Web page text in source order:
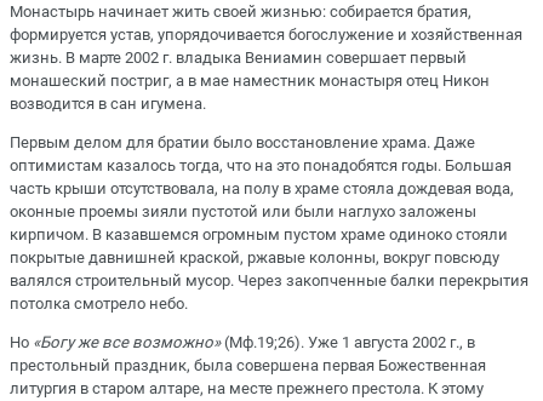
Монастырь начинает жить своей жизнью: собирается братия,
формируется устав, упорядочивается богослужение и хозяйственная
жизнь. В марте 2002 г. владыка Вениамин совершает первый
монашеский постриг, а в мае наместник монастыря отец Никон
возводится в сан игумена.
Первым делом для братии было восстановление храма. Даже
оптимистам казалось тогда, что на это понадобятся годы. Большая
часть крыши отсутствовала, на полу в храме стояла дождевая вода,
оконные проемы зияли пустотой или были наглухо заложены
кирпичом. В казавшемся огромным пустом храме одиноко стояли
покрытые давнишней краской, ржавые колонны, вокруг повсюду
валялся строительный мусор. Через закопченные балки перекрытия
потолка смотрело небо.
Но «Богу же все возможно»(Мф.19;26). Уже 1 августа 2002 г., в
престольный праздник, была совершена первая Божественная
литургия в старом алтаре, на месте прежнего престола. К этому